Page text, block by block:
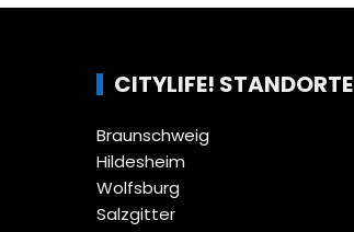
CITYLIFE! STANDORTE
Braunschweig
Hildesheim
Wolfsburg
Salzgitter